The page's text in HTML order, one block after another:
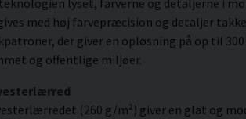
med høj farvepræcision og detaljer
der giver en opløsning på op til
og offentlige miljøer.
(260 g/m²) giver en glat og